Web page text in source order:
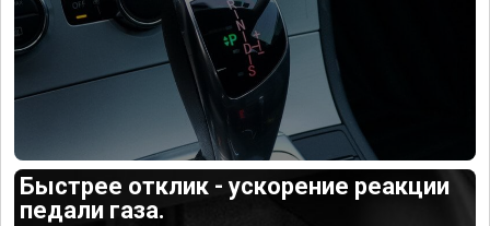
Быстрее отклик - ускорение реакции
педали газа.